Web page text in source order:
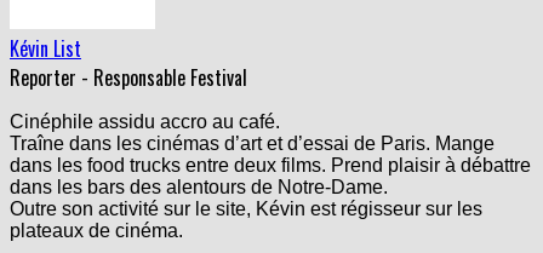
Kévin List
Reporter - Responsable Festival
Cinéphile assidu accro au café.
Traîne dans les cinémas d’art et d’essai de Paris. Mange
dans les food trucks entre deux films. Prend plaisir à débattre
dans les bars des alentours de Notre-Dame.
Outre son activité sur le site, Kévin est régisseur sur les
plateaux de cinéma.